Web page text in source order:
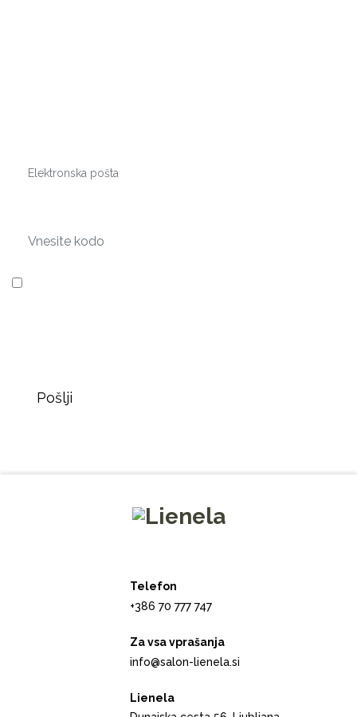
Pošlji
Telefon
+386 70 777 747
Za vsa vprašanja
info@salon-lienela.si
Lienela